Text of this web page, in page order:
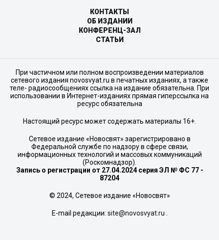
КОНТАКТЫ
ОБ ИЗДАНИИ
КОНФЕРЕНЦ-ЗАЛ
СТАТЬИ
При частичном или полном воспроизведении материалов
сетевого издания novosvyat.ru в печатных изданиях, а также
теле- радиосообщениях ссылка на издание обязательна. При
использовании в Интернет-изданиях прямая гиперссылка на
ресурс обязательна
Настоящий ресурс может содержать материалы 16+.
Сетевое издание «Новосвят» зарегистрировано в
Федеральной службе по надзору в сфере связи,
информационных технологий и массовых коммуникаций
(Роскомнадзор).
Запись о регистрации от 27.04.2024 серия ЭЛ № ФС 77 -
87204
© 2024, Сетевое издание «Новосвят»
E-mail редакции: site@novosvyat.ru